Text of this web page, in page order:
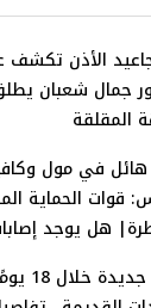
الأذن تكشف
جمال شعبان
المقلقة
في مول
قوات الحماية
هل يوجد